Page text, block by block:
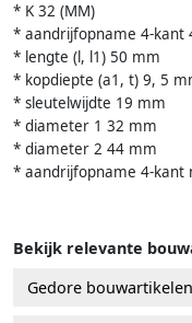
* K 32 (MM)
* aandrijfopname 4-kant
* lengte (l, l1) 50 mm
* kopdiepte (a1, t) 9, 5
* sleutelwijdte 19 mm
* diameter 1 32 mm
* diameter 2 44 mm
* aandrijfopname 4-kant
Bekijk relevante
Gedore bouwartikelen